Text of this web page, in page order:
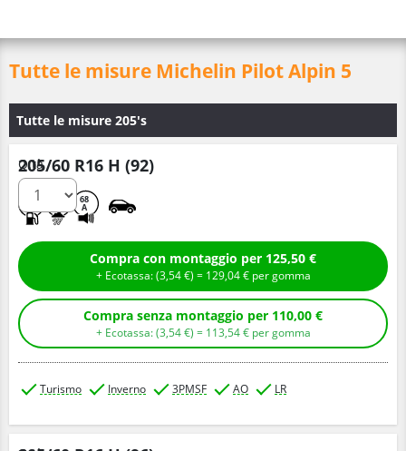
Tutte le misure Michelin Pilot Alpin 5
Tutte le misure 205's
205/60 R16 H (92)
68
A
Q.tà
Compra con montaggio per 125,50 €
+ Ecotassa: (3,54€ ) = 129,04€ per gomma
Compra senza montaggio per 110,00 €
+ Ecotassa: (3,54€ ) = 113,54€ per gomma
Turismo Inverno 3PMSF AO LR